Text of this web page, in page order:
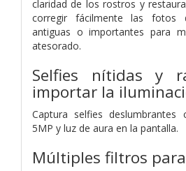
claridad de los rostros y
corregir fácilmente las fotos
antiguas o importantes para
atesorado.
Selfies nítidas y
importar la
Captura selfies
5MP y luz de aura en la pantalla.
Múltiples filtros